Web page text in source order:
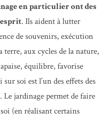
en particulier ont des
. Ils aident à lutter
de souvenirs, exécution
terre, aux cycles de la nature,
équilibre, favorise
soi est l’un des effets des
jardinage permet de faire
(en réalisant certains